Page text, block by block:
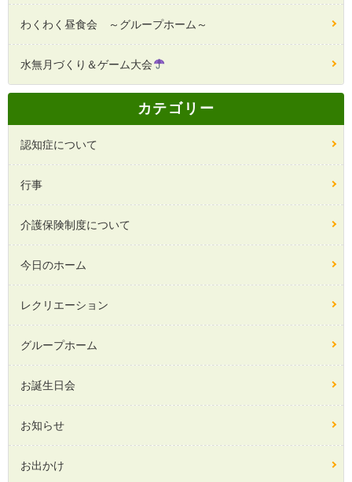
わくわく昼食会 ～グループホーム～
水無月づくり＆ゲーム大会
カテゴリー
認知症について
行事
介護保険制度について
今日のホーム
レクリエーション
グループホーム
お誕生日会
お知らせ
お出かけ